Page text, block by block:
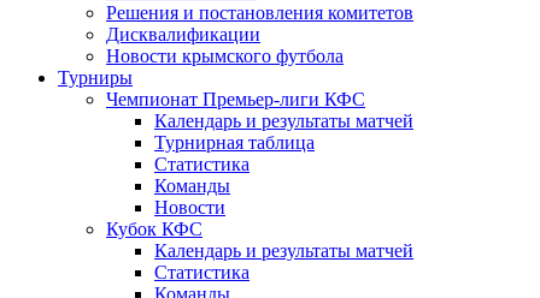
Решения и постановления комитетов
Дисквалификации
Новости крымского футбола
Турниры
Чемпионат Премьер-лиги КФС
Календарь и результаты матчей
Турнирная таблица
Статистика
Команды
Новости
Кубок КФС
Календарь и результаты матчей
Статистика
Команды